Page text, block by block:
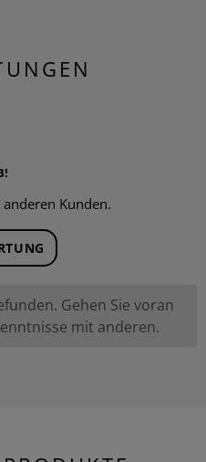
Kunden.
Gehen Sie voran
mit anderen.